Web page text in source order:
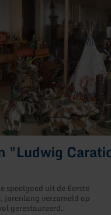
"Ludwig
speelgoed uit de Eerste
jarenlang verzameld op
gerestaureerd.